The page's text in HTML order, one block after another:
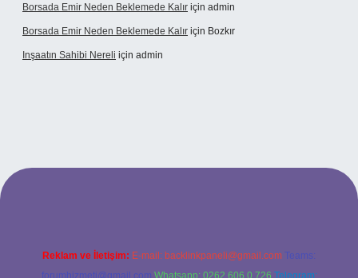
Borsada Emir Neden Beklemede Kalır için admin
Borsada Emir Neden Beklemede Kalır için Bozkır
Inşaatın Sahibi Nereli için admin
Reklam ve İletişim: E-mail: backlinkpaneli@gmail.com Teams:
forumhizmeti@gmail.com Whatsapp: 0262 606 0 726 Telegram: